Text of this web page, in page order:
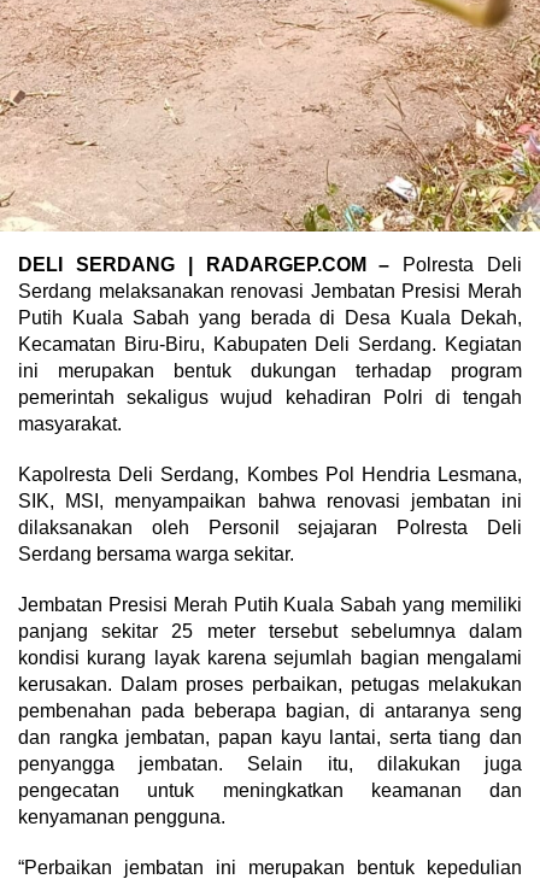
DELI SERDANG | RADARGEP.COM –
Polresta Deli
Serdang melaksanakan renovasi Jembatan Presisi Merah
Putih Kuala Sabah yang berada di Desa Kuala Dekah,
Kecamatan Biru-Biru, Kabupaten Deli Serdang. Kegiatan
ini merupakan bentuk dukungan terhadap program
pemerintah sekaligus wujud kehadiran Polri di tengah
masyarakat.
Kapolresta Deli Serdang, Kombes Pol Hendria Lesmana,
SIK, MSI, menyampaikan bahwa renovasi jembatan ini
dilaksanakan oleh Personil sejajaran Polresta Deli
Serdang bersama warga sekitar.
Jembatan Presisi Merah Putih Kuala Sabah yang memiliki
panjang sekitar 25 meter tersebut sebelumnya dalam
kondisi kurang layak karena sejumlah bagian mengalami
kerusakan. Dalam proses perbaikan, petugas melakukan
pembenahan pada beberapa bagian, di antaranya seng
dan rangka jembatan, papan kayu lantai, serta tiang dan
penyangga jembatan. Selain itu, dilakukan juga
pengecatan untuk meningkatkan keamanan dan
kenyamanan pengguna.
“Perbaikan jembatan ini merupakan bentuk kepedulian